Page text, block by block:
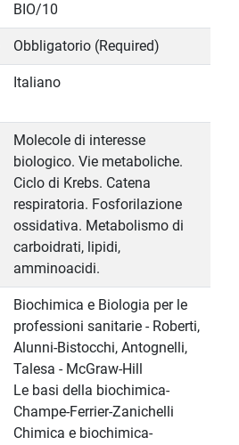
BIO/10
Obbligatorio (Required)
Italiano
Molecole di interesse
biologico. Vie metaboliche.
Ciclo di Krebs. Catena
respiratoria. Fosforilazione
ossidativa. Metabolismo di
carboidrati, lipidi,
amminoacidi.
Biochimica e Biologia per le
professioni sanitarie - Roberti,
Alunni-Bistocchi, Antognelli,
Talesa - McGraw-Hill
Le basi della biochimica-
Champe-Ferrier-Zanichelli
Chimica e biochimica-